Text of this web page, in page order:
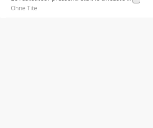
Ohne Titel